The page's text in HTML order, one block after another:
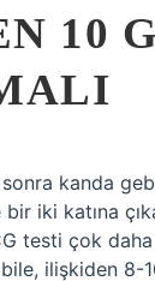
10
kanda
iki katına
testi çok
ilişkiden 8-